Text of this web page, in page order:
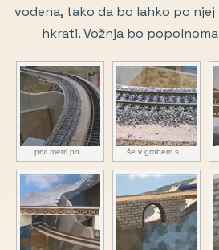
vodena, tako da bo lahko po
hkrati. Vožnja bo
prvi metri po... še v grobem s...